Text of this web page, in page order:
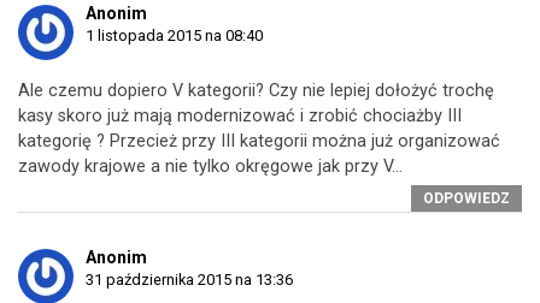
Anonim
1 listopada 2015 na 08:40
Ale czemu dopiero V kategorii? Czy nie lepiej dołożyć trochę
kasy skoro już mają modernizować i zrobić chociażby III
kategorię ? Przecież przy III kategorii można już organizować
zawody krajowe a nie tylko okręgowe jak przy V…
ODPOWIEDZ
Anonim
31 października 2015 na 13:36